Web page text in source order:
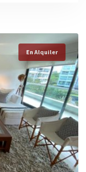
En Alquiler